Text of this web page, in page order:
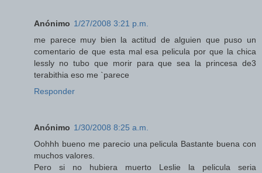
Anónimo 1/27/2008 3:21 p.m.
me parece muy bien la actitud de alguien que puso un
comentario de que esta mal esa pelicula por que la chica
lessly no tubo que morir para que sea la princesa de3
terabithia eso me `parece
Responder
Anónimo 1/30/2008 8:25 a.m.
Oohhh bueno me parecio una pelicula Bastante buena con
muchos valores.
Pero si no hubiera muerto Leslie la pelicula seria